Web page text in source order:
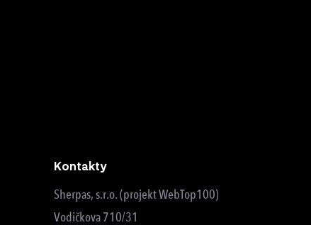
Kontakty
Sherpas, s.r.o. (projekt WebTop100)
Vodičkova 710/31